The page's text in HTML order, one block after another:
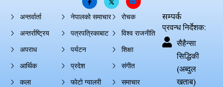
अन्तर्वार्ता
अन्तर्राष्ट्रिय
अपराध
आर्थिक
कला
नेपालको समाचार
पत्रपत्रिकाबाट
पर्यटन
प्रदेश
फोटो ग्यालरी
रोचक
विश्व राजनीति
शिक्षा
संगीत
समाचार
सम्पर्क
प्रवन्ध निर्देशक:
सैहैन्सा
सिद्धिकी
(अब्दुल
खताब)